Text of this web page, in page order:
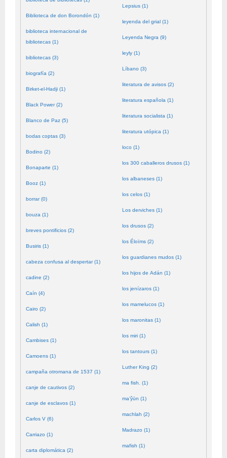
Biblioteca de don Borondón (1)
biblioteca internacional de
bibliotecas (1)
bibliotecas (3)
biografía (2)
Birket-el-Hadji (1)
Black Power (2)
Blanco de Paz (5)
bodas coptas (3)
Bodino (2)
Bonaparte (1)
Booz (1)
borrar (0)
bouza (1)
breves pontificios (2)
Busiris (1)
cabeza confusa al despertar (1)
cadine (2)
Caín (4)
Cairo (2)
Calish (1)
Cambises (1)
Camoens (1)
campaña otromana de 1537 (1)
canje de cautivos (2)
canje de esclavos (1)
Carlos V (6)
Carriazo (1)
carta diplomática (2)
Lepsius (1)
leyenda del grial (1)
Leyenda Negra (9)
leyly (1)
Líbano (3)
literatura de avisos (2)
literatura española (1)
literatura socialista (1)
literatura utópica (1)
loco (1)
los 300 caballeros drusos (1)
los albaneses (1)
los celos (1)
Los derviches (1)
los drusos (2)
los Éloïms (2)
los guardianes mudos (1)
los hijos de Adán (1)
los jenízaros (1)
los mamelucos (1)
los maronitas (1)
los miri (1)
los tantours (1)
Luther King (2)
ma fish. (1)
ma’ŷūn (1)
machlah (2)
Madrazo (1)
mafish (1)